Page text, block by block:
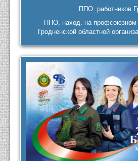
ППО работников
ППО, наход. на профсоюзном
Гродненской областной